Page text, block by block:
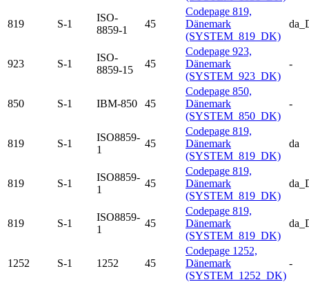
819 S-1
ISO-
8859-1
45
Codepage 819,
Dänemark
(SYSTEM_819_DK)
923 S-1
ISO-
8859-15
45
Codepage 923,
Dänemark
(SYSTEM_923_DK)
-
850 S-1 IBM-850 45
Codepage 850,
Dänemark
(SYSTEM_850_DK)
-
819 S-1
ISO8859-
1
45
Codepage 819,
Dänemark
(SYSTEM_819_DK)
da
819 S-1
ISO8859-
1
45
Codepage 819,
Dänemark
(SYSTEM_819_DK)
819 S-1
ISO8859-
1
45
Codepage 819,
Dänemark
(SYSTEM_819_DK)
1252 S-1 1252 45
Codepage 1252,
Dänemark
(SYSTEM_1252_DK)
-